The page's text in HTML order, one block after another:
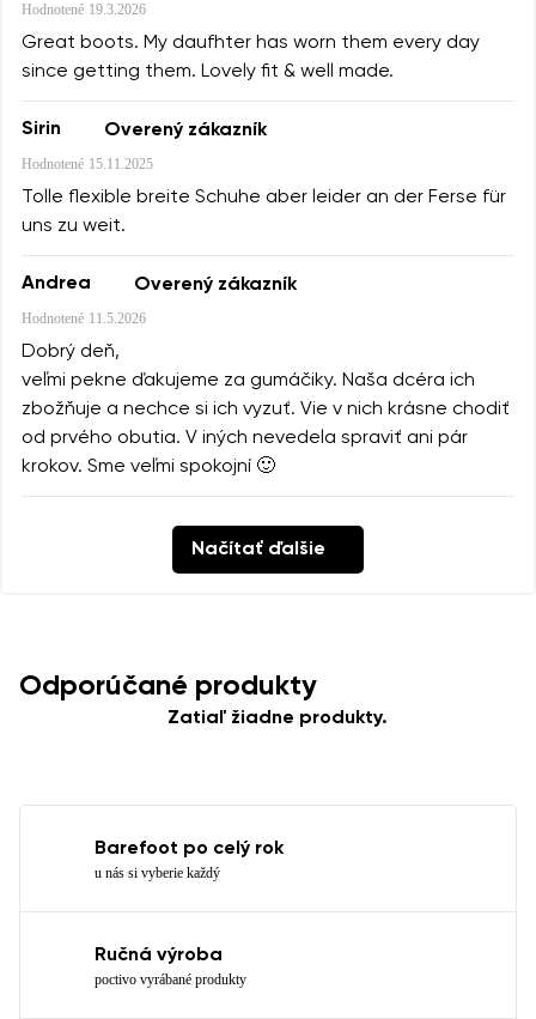
Hodnotené 19.3.2026
Great boots. My daufhter has worn them every day
since getting them. Lovely fit & well made.
Sirin Overený zákazník
Hodnotené 15.11.2025
Tolle flexible breite Schuhe aber leider an der Ferse für
uns zu weit.
Andrea Overený zákazník
Hodnotené 11.5.2026
Dobrý deň,
veľmi pekne ďakujeme za gumáčiky. Naša dcéra ich
zbožňuje a nechce si ich vyzuť. Vie v nich krásne chodiť
od prvého obutia. V iných nevedela spraviť ani pár
krokov. Sme veľmi spokojní 🙂
Načítať ďalšie
Odporúčané produkty
Zatiaľ žiadne produkty.
Barefoot po celý rok
u nás si vyberie každý
Ručná výroba
poctivo vyrábané produkty